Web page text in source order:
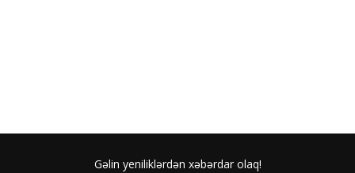
Gəlin yeniliklərdən xəbərdar olaq!